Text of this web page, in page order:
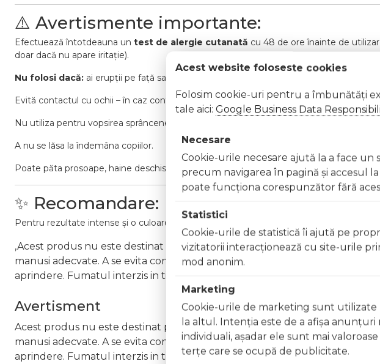
⚠️ Avertismente importante:
Efectuează întotdeauna un test de alergie cutanată cu 48 de ore înainte de
doar dacă nu apare iritație).
Nu folosi dacă: ai erupții pe față sau scalpul iritat/deteriorat, ai avut reacții alergice la
Evită contactul cu ochii – în caz contrar, clătește imediat.
Nu utiliza pentru vopsirea sprâncenelor sau genelor.
A nu se lăsa la îndemâna copiilor.
Poate păta prosoape, haine deschise la culoare sau suprafețe.
✨ Recomandare:
Pentru rezultate intense și o culoare de impact, aplică tonerul pe păr deschis sau
,Acest produs nu este destinat pentru uzul persoanelor cu vârsta sub 16
manusi adecvate. A se evita contactul cu ochii. A se clati ochii imediat
aprindere. Fumatul interzis in timpul utilizarii. A nu se lasa la îndemâna
Avertisment
Acest produs nu este destinat pentru uzul persoanelor cu vârsta sub 16
manusi adecvate. A se evita contactul cu ochii. A se clati ochii imediat
aprindere. Fumatul interzis in timpul utilizarii. A nu se lasa la îndemâna
Acest website foloseste cookies
Folosim cookie-uri pentru a îmbunătăți
tale aici: Google Business Data
Necesare
Cookie-urile necesare ajută la a face
precum navigarea în pagină şi accesul
poate funcţiona corespunzător fără
Statistici
Cookie-urile de statistică îi ajută pe
vizitatorii interacţionează cu site-urile
mod anonim.
Marketing
Cookie-urile de marketing sunt
la altul. Intenţia este de a afişa
individuali, aşadar ele sunt mai
terţe care se ocupă de publicitate.